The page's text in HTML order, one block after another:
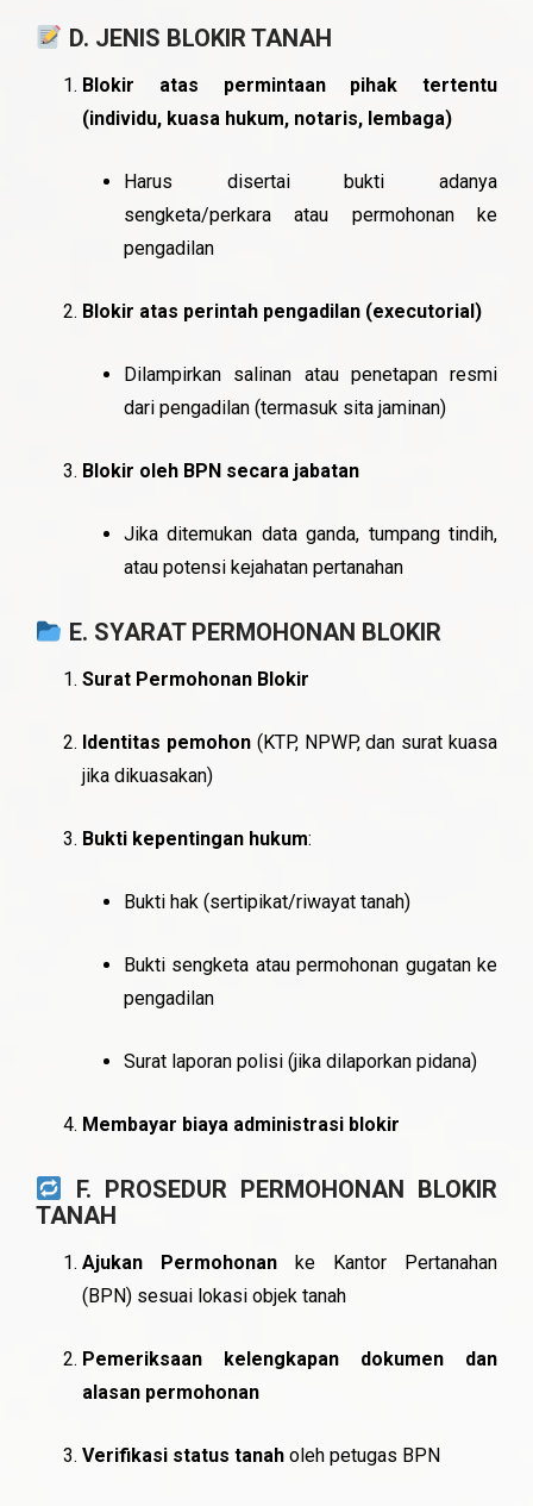
D. JENIS BLOKIR TANAH
Blokir atas permintaan pihak tertentu
(individu, kuasa hukum, notaris, lembaga)
Harus disertai bukti adanya
sengketa/perkara atau permohonan ke
pengadilan
Blokir atas perintah pengadilan (executorial)
Dilampirkan salinan atau penetapan resmi
dari pengadilan (termasuk sita jaminan)
Blokir oleh BPN secara jabatan
Jika ditemukan data ganda, tumpang tindih,
atau potensi kejahatan pertanahan
E. SYARAT PERMOHONAN BLOKIR
Surat Permohonan Blokir
Identitas pemohon(KTP, NPWP, dan surat kuasa
jika dikuasakan)
Bukti kepentingan hukum:
Bukti hak (sertipikat/riwayat tanah)
Bukti sengketa atau permohonan gugatan ke
pengadilan
Surat laporan polisi (jika dilaporkan pidana)
Membayar biaya administrasi blokir
F. PROSEDUR PERMOHONAN BLOKIR
TANAH
Ajukan Permohonan ke Kantor Pertanahan
(BPN) sesuai lokasi objek tanah
Pemeriksaan kelengkapan dokumen dan
alasan permohonan
Verifikasi status tanah oleh petugas BPN